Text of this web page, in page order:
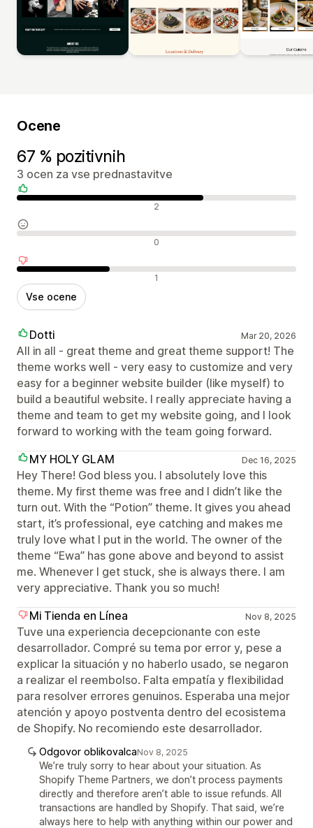
Ocene
67 % pozitivnih
3 ocen za vse prednastavitve
Pozitivne ocene 2
Nevtralne ocene 0
Negativne ocene 1
Vse ocene
Dotti Mar 20, 2026
All in all - great theme and great theme support! The
theme works well - very easy to customize and very
easy for a beginner website builder (like myself) to
build a beautiful website. I really appreciate having a
theme and team to get my website going, and I look
forward to working with the team going forward.
MY HOLY GLAM
Dec 16, 2025
Hey There! God bless you. I absolutely love this
theme. My first theme was free and I didn’t like the
turn out. With the “Potion” theme. It gives you ahead
start, it’s professional, eye catching and makes me
truly love what I put in the world. The owner of the
theme “Ewa” has gone above and beyond to assist
me. Whenever I get stuck, she is always there. I am
very appreciative. Thank you so much!
Mi Tienda en Línea
Nov 8, 2025
Tuve una experiencia decepcionante con este
desarrollador. Compré su tema por error y, pese a
explicar la situación y no haberlo usado, se negaron
a realizar el reembolso. Falta empatía y flexibilidad
para resolver errores genuinos. Esperaba una mejor
atención y apoyo postventa dentro del ecosistema
de Shopify. No recomiendo este desarrollador.
Odgovor oblikovalcaNov 8, 2025
We’re truly sorry to hear about your situation. As
Shopify Theme Partners, we don’t process payments
directly and therefore aren’t able to issue refunds. All
transactions are handled by Shopify. That said, we’re
always here to help with anything within our power and